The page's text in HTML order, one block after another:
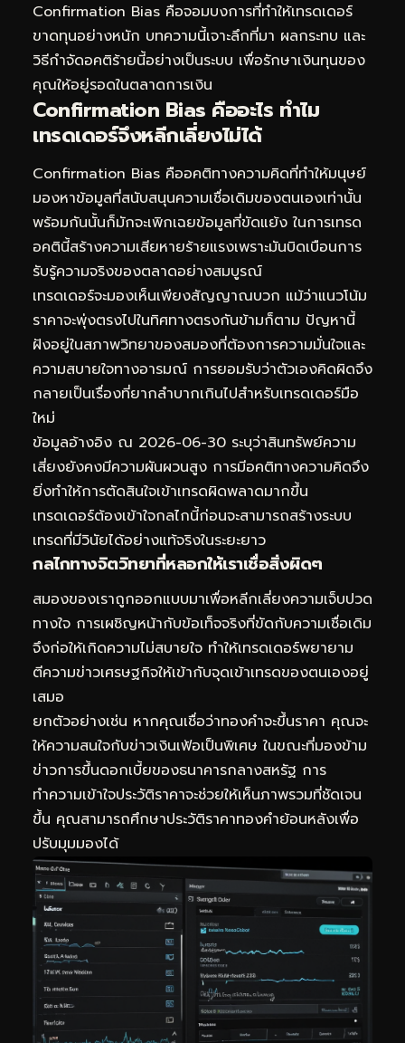
Confirmation Bias คือจอมบงการที่ทำให้เทรดเดอร์
ขาดทุนอย่างหนัก บทความนี้เจาะลึกที่มา ผลกระทบ และ
วิธีกำจัดอคติร้ายนี้อย่างเป็นระบบ เพื่อรักษาเงินทุนของ
คุณให้อยู่รอดในตลาดการเงิน
Confirmation Bias คืออะไร ทำไม
เทรดเดอร์จึงหลีกเลี่ยงไม่ได้
Confirmation Bias คืออคติทางความคิดที่ทำให้มนุษย์
มองหาข้อมูลที่สนับสนุนความเชื่อเดิมของตนเองเท่านั้น
พร้อมกันนั้นก็มักจะเพิกเฉยข้อมูลที่ขัดแย้ง ในการเทรด
อคตินี้สร้างความเสียหายร้ายแรงเพราะมันบิดเบือนการ
รับรู้ความจริงของตลาดอย่างสมบูรณ์
เทรดเดอร์จะมองเห็นเพียงสัญญาณบวก แม้ว่าแนวโน้ม
ราคาจะพุ่งตรงไปในทิศทางตรงกันข้ามก็ตาม ปัญหานี้
ฝังอยู่ในสภาพวิทยาของสมองที่ต้องการความมั่นใจและ
ความสบายใจทางอารมณ์ การยอมรับว่าตัวเองคิดผิดจึง
กลายเป็นเรื่องที่ยากลำบากเกินไปสำหรับเทรดเดอร์มือ
ใหม่
ข้อมูลอ้างอิง ณ 2026-06-30 ระบุว่าสินทรัพย์ความ
เสี่ยงยังคงมีความผันผวนสูง การมีอคติทางความคิดจึง
ยิ่งทำให้การตัดสินใจเข้าเทรดผิดพลาดมากขึ้น
เทรดเดอร์ต้องเข้าใจกลไกนี้ก่อนจะสามารถสร้างระบบ
เทรดที่มีวินัยได้อย่างแท้จริงในระยะยาว
กลไกทางจิตวิทยาที่หลอกให้เราเชื่อสิ่งผิดๆ
สมองของเราถูกออกแบบมาเพื่อหลีกเลี่ยงความเจ็บปวด
ทางใจ การเผชิญหน้ากับข้อเท็จจริงที่ขัดกับความเชื่อเดิม
จึงก่อให้เกิดความไม่สบายใจ ทำให้เทรดเดอร์พยายาม
ตีความข่าวเศรษฐกิจให้เข้ากับจุดเข้าเทรดของตนเองอยู่
เสมอ
ยกตัวอย่างเช่น หากคุณเชื่อว่าทองคำจะขึ้นราคา คุณจะ
ให้ความสนใจกับข่าวเงินเฟ้อเป็นพิเศษ ในขณะที่มองข้าม
ข่าวการขึ้นดอกเบี้ยของธนาคารกลางสหรัฐ การ
ทำความเข้าใจประวัติราคาจะช่วยให้เห็นภาพรวมที่ชัดเจน
ขึ้น คุณสามารถศึกษาประวัติราคาทองคำย้อนหลังเพื่อ
ปรับมุมมองได้